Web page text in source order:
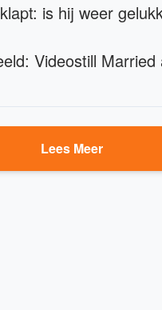
is hij weer
Videostill
Lees Meer